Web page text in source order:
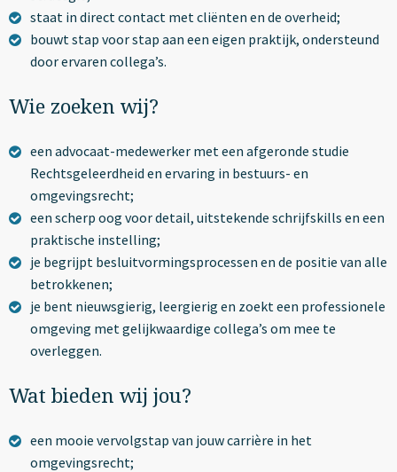
staat in direct contact met cliënten en de overheid;
bouwt stap voor stap aan een eigen praktijk, ondersteund
door ervaren collega’s.
Wie zoeken wij?
een advocaat-medewerker met een afgeronde studie
Rechtsgeleerdheid en ervaring in bestuurs- en
omgevingsrecht;
een scherp oog voor detail, uitstekende schrijfskills en een
praktische instelling;
je begrijpt besluitvormingsprocessen en de positie van alle
betrokkenen;
je bent nieuwsgierig, leergierig en zoekt een professionele
omgeving met gelijkwaardige collega’s om mee te
overleggen.
Wat bieden wij jou?
een mooie vervolgstap van jouw carrière in het
omgevingsrecht;